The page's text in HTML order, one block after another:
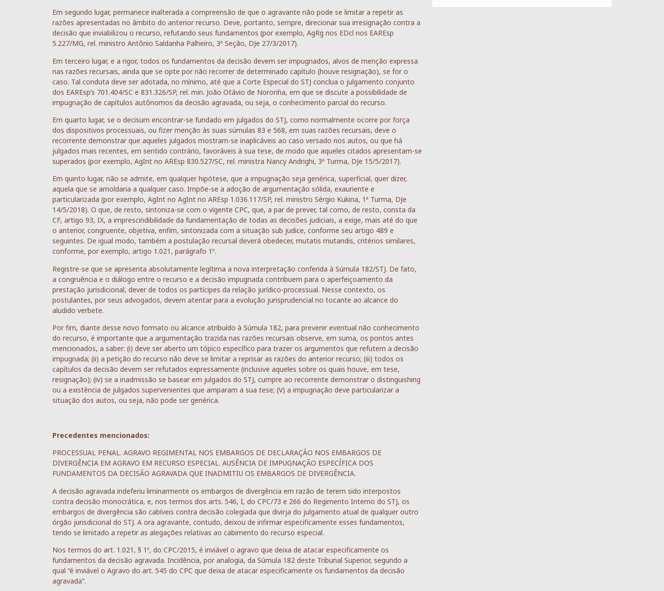
Em segundo lugar, permanece inalterada a compreensão de que o agravante não pode se limitar a repetir as
razões apresentadas no âmbito do anterior recurso. Deve, portanto, sempre, direcionar sua irresignação contra a
decisão que inviabilizou o recurso, refutando seus fundamentos (por exemplo, AgRg nos EDcl nos EAREsp
5.227/MG, rel. ministro Antônio Saldanha Palheiro, 3ª Seção, DJe 27/3/2017).
Em terceiro lugar, e a rigor, todos os fundamentos da decisão devem ser impugnados, alvos de menção expressa
nas razões recursais, ainda que se opte por não recorrer de determinado capítulo (houve resignação), se for o
caso. Tal conduta deve ser adotada, no mínimo, até que a Corte Especial do STJ conclua o julgamento conjunto
dos EAREsp’s 701.404/SC e 831.326/SP, rel. min. João Otávio de Noronha, em que se discute a possibilidade de
impugnação de capítulos autônomos da decisão agravada, ou seja, o conhecimento parcial do recurso.
Em quarto lugar, se o decisum encontrar-se fundado em julgados do STJ, como normalmente ocorre por força
dos dispositivos processuais, ou fizer menção às suas súmulas 83 e 568, em suas razões recursais, deve o
recorrente demonstrar que aqueles julgados mostram-se inaplicáveis ao caso versado nos autos, ou que há
julgados mais recentes, em sentido contrário, favoráveis à sua tese, de modo que aqueles citados apresentam-se
superados (por exemplo, AgInt no AREsp 830.527/SC, rel. ministra Nancy Andrighi, 3ª Turma, DJe 15/5/2017).
Em quinto lugar, não se admite, em qualquer hipótese, que a impugnação seja genérica, superficial, quer dizer,
aquela que se amoldaria a qualquer caso. Impõe-se a adoção de argumentação sólida, exauriente e
particularizada (por exemplo, AgInt no AgInt no AREsp 1.036.117/SP, rel. ministro Sérgio Kukina, 1ª Turma, DJe
14/5/2018). O que, de resto, sintoniza-se com o vigente CPC, que, a par de prever, tal como, de resto, consta da
CF, artigo 93, IX, a imprescindibilidade da fundamentação de todas as decisões judiciais, a exige, mais até do que
o anterior, congruente, objetiva, enfim, sintonizada com a situação sub judice, conforme seu artigo 489 e
seguintes. De igual modo, também a postulação recursal deverá obedecer, mutatis mutandis, critérios similares,
conforme, por exemplo, artigo 1.021, parágrafo 1º.
Registre-se que se apresenta absolutamente legítima a nova interpretação conferida à Súmula 182/STJ. De fato,
a congruência e o diálogo entre o recurso e a decisão impugnada contribuem para o aperfeiçoamento da
prestação jurisdicional, dever de todos os partícipes da relação jurídico-processual. Nesse contexto, os
postulantes, por seus advogados, devem atentar para a evolução jurisprudencial no tocante ao alcance do
aludido verbete.
Por fim, diante desse novo formato ou alcance atribuído à Súmula 182, para prevenir eventual não conhecimento
do recurso, é importante que a argumentação trazida nas razões recursais observe, em suma, os pontos antes
mencionados, a saber: (i) deve ser aberto um tópico específico para trazer os argumentos que refutem a decisão
impugnada; (ii) a petição do recurso não deve se limitar a reprisar as razões do anterior recurso; (iii) todos os
capítulos da decisão devem ser refutados expressamente (inclusive aqueles sobre os quais houve, em tese,
resignação); (iv) se a inadmissão se basear em julgados do STJ, cumpre ao recorrente demonstrar o distinguishing
ou a existência de julgados supervenientes que amparam a sua tese; (V) a impugnação deve particularizar a
situação dos autos, ou seja, não pode ser genérica.
Precedentes mencionados:
PROCESSUAL PENAL. AGRAVO REGIMENTAL NOS EMBARGOS DE DECLARAÇÃO NOS EMBARGOS DE
DIVERGÊNCIA EM AGRAVO EM RECURSO ESPECIAL. AUSÊNCIA DE IMPUGNAÇÃO ESPECÍFICA DOS
FUNDAMENTOS DA DECISÃO AGRAVADA QUE INADMITIU OS EMBARGOS DE DIVERGÊNCIA.
A decisão agravada indeferiu liminarmente os embargos de divergência em razão de terem sido interpostos
contra decisão monocrática, e, nos termos dos arts. 546, I, do CPC/73 e 266 do Regimento Interno do STJ, os
embargos de divergência são cabíveis contra decisão colegiada que divirja do julgamento atual de qualquer outro
órgão jurisdicional do STJ. A ora agravante, contudo, deixou de infirmar especificamente esses fundamentos,
tendo se limitado a repetir as alegações relativas ao cabimento do recurso especial.
Nos termos do art. 1.021, § 1º, do CPC/2015, é inviável o agravo que deixa de atacar especificamente os
fundamentos da decisão agravada. Incidência, por analogia, da Súmula 182 deste Tribunal Superior, segundo a
qual “é inviável o Agravo do art. 545 do CPC que deixa de atacar especificamente os fundamentos da decisão
agravada”.